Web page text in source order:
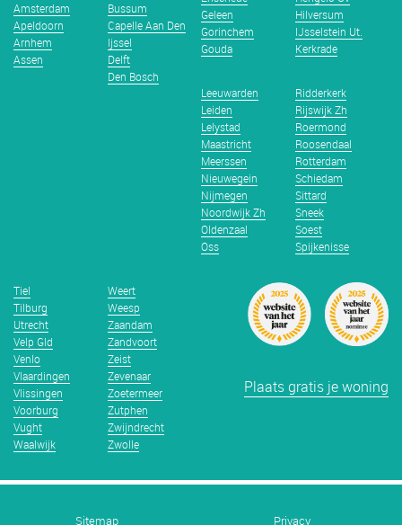
Amsterdam
Apeldoorn
Arnhem
Assen
Bussum
Capelle Aan Den
Ijssel
Delft
Den Bosch
Geleen
Gorinchem
Gouda
Hilversum
IJsselstein Ut.
Kerkrade
Leeuwarden
Leiden
Lelystad
Maastricht
Meerssen
Nieuwegein
Nijmegen
Noordwijk Zh
Oldenzaal
Oss
Ridderkerk
Rijswijk Zh
Roermond
Roosendaal
Rotterdam
Schiedam
Sittard
Sneek
Soest
Spijkenisse
Tiel
Tilburg
Utrecht
Velp Gld
Venlo
Vlaardingen
Vlissingen
Voorburg
Vught
Waalwijk
Weert
Weesp
Zaandam
Zandvoort
Zeist
Zevenaar
Zoetermeer
Zutphen
Zwijndrecht
Zwolle
Plaats gratis je woning
Sitemap Privacy